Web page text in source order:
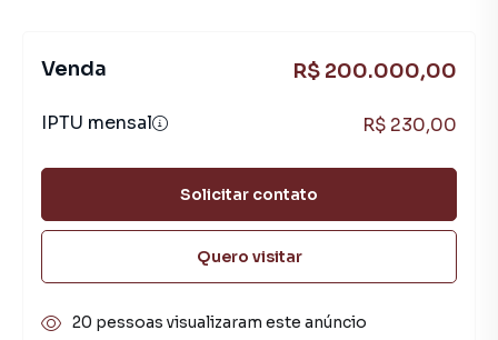
Venda R$ 200.000,00
IPTU mensal R$ 230,00
Solicitar contato
Quero visitar
20 pessoas visualizaram este anúncio